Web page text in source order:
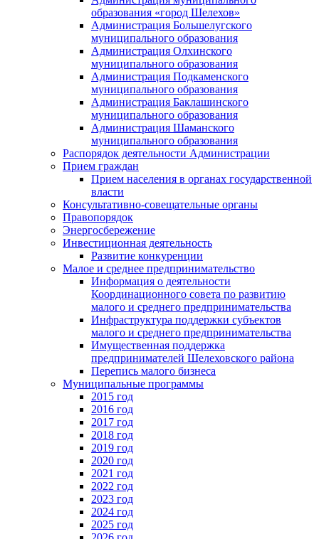
образования «город Шелехов»
Администрация Большелугского
муниципального образования
Администрация Олхинского
муниципального образования
Администрация Подкаменского
муниципального образования
Администрация Баклашинского
муниципального образования
Администрация Шаманского
муниципального образования
Распорядок деятельности Администрации
Прием граждан
Прием населения в органах государственной
власти
Консультативно-совещательные органы
Правопорядок
Энергосбережение
Инвестиционная деятельность
Развитие конкуренции
Малое и среднее предпринимательство
Информация о деятельности
Координационного совета по развитию
малого и среднего предпринимательства
Инфраструктура поддержки субъектов
малого и среднего предпринимательства
Имущественная поддержка
предпринимателей Шелеховского района
Перепись малого бизнеса
Муниципальные программы
2015 год
2016 год
2017 год
2018 год
2019 год
2020 год
2021 год
2022 год
2023 год
2024 год
2025 год